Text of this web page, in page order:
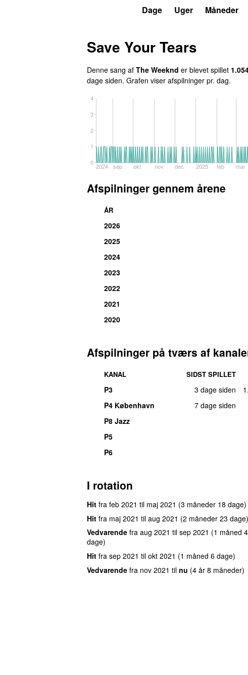
Dage Uger Måneder
Save Your Tears
Denne sang af The Weeknd er blevet spillet
dage siden. Grafen viser afspilninger pr. dag.
2024 sep okt nov dec 2025 feb mar
0
1
2
3
4
Afspilninger gennem årene
ÅR
2026
2025
2024
2023
2022
2021
2020
Afspilninger på tværs af
KANAL SIDST SPILLET
P3 3 dage siden
P4 København
7 dage siden
P8 Jazz
P5
P6
I rotation
Hit fra feb 2021 til maj 2021 (3 måneder 18 dage)
Hit fra maj 2021 til aug 2021 (2 måneder 23 dage)
Vedvarende fra aug 2021 til sep 2021 (1 måned 4
dage)
Hit fra sep 2021 til okt 2021 (1 måned 6 dage)
Vedvarende fra nov 2021 til nu (4 år 8 måneder)